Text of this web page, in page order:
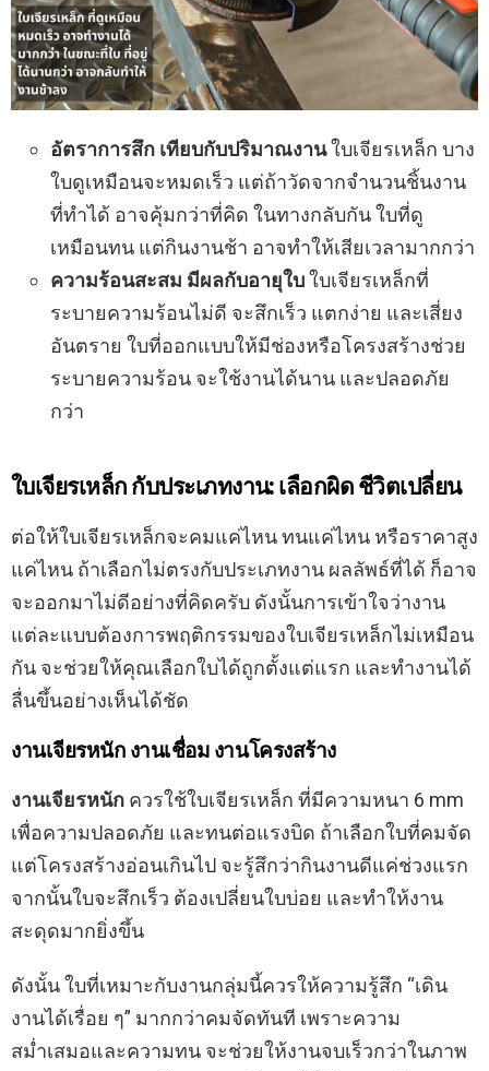
อัตราการสึก เทียบกับปริมาณงานใบเจียรเหล็ก บาง
ใบดูเหมือนจะหมดเร็ว แต่ถ้าวัดจากจำนวนชิ้นงาน
ที่ทำได้ อาจคุ้มกว่าที่คิด ในทางกลับกัน ใบที่ดู
เหมือนทน แต่กินงานช้า อาจทำให้เสียเวลามากกว่า
ความร้อนสะสม มีผลกับอายุใบใบเจียรเหล็กที่
ระบายความร้อนไม่ดี จะสึกเร็ว แตกง่าย และเสี่ยง
อันตราย ใบที่ออกแบบให้มีช่องหรือโครงสร้างช่วย
ระบายความร้อน จะใช้งานได้นาน และปลอดภัย
กว่า
ใบเจียรเหล็ก กับประเภทงาน: เลือกผิด ชีวิตเปลี่ยน
ต่อให้ใบเจียรเหล็กจะคมแค่ไหน ทนแค่ไหน หรือราคาสูง
แค่ไหน ถ้าเลือกไม่ตรงกับประเภทงาน ผลลัพธ์ที่ได้ ก็อาจ
จะออกมาไม่ดีอย่างที่คิดครับ ดังนั้นการเข้าใจว่างาน
แต่ละแบบต้องการพฤติกรรมของใบเจียรเหล็กไม่เหมือน
กัน จะช่วยให้คุณเลือกใบได้ถูกตั้งแต่แรก และทำงานได้
ลื่นขึ้นอย่างเห็นได้ชัด
งานเจียรหนัก งานเชื่อม งานโครงสร้าง
งานเจียรหนัก ควรใช้ใบเจียรเหล็ก ที่มีความหนา 6 mm
เพื่อความปลอดภัย และทนต่อแรงบิด ถ้าเลือกใบที่คมจัด
แต่โครงสร้างอ่อนเกินไป จะรู้สึกว่ากินงานดีแค่ช่วงแรก
จากนั้นใบจะสึกเร็ว ต้องเปลี่ยนใบบ่อย และทำให้งาน
สะดุดมากยิ่งขึ้น
ดังนั้น ใบที่เหมาะกับงานกลุ่มนี้ควรให้ความรู้สึก “เดิน
งานได้เรื่อย ๆ” มากกว่าคมจัดทันที เพราะความ
สม่ำเสมอและความทน จะช่วยให้งานจบเร็วกว่าในภาพ